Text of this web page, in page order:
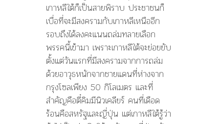
เกาหลีใต้ก็เป็นสายพิราบ ประชาชนก็
เบื่อที่จะมีสงครามกับเกาหลีเหนืออีก
รอบถึงได้ลงคะแนนถล่มทลายเลือก
พรรคนี้เข้ามา เพราะเกาหลีใต้จะย่อยยับ
ตั้งแต่วันแรกที่มีสงครามจากการถล่ม
ด้วยอาวุธหนักจากชายแดนที่ห่างจาก
กรุงโซลเพียง 50 กิโลเมตร และที่
สำคัญคือตี๋คิมมีนิวเคลียร์ คนที่เดือด
ร้อนคือสหรัฐและญี่ปุ่น แต่เกาหลีใต้รู้ว่า